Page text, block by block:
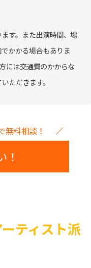
す。また出演時間、場
かかる場合もありま
には交通費のかからな
ただきます。
無料相談！
！
ティスト派